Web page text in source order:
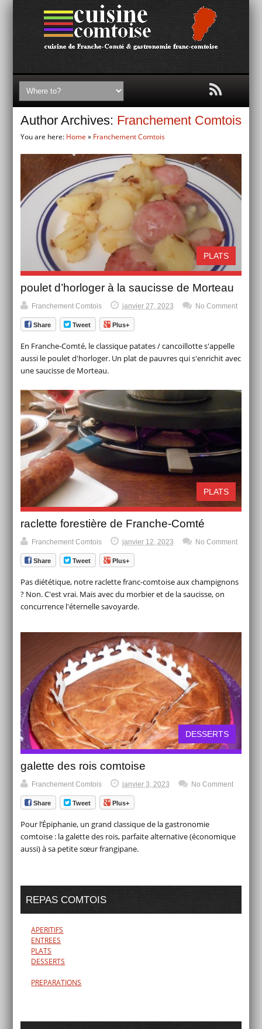
Author Archives: Franchement Comtois
You are here: Home » Franchement Comtois
PLATS
poulet d’horloger à la saucisse de Morteau
Franchement Comtois janvier 27, 2023 No Comment
Share Tweet Plus+
En Franche-Comté, le classique patates / cancoillotte s'appelle
aussi le poulet d'horloger. Un plat de pauvres qui s'enrichit avec
une saucisse de Morteau.
PLATS
raclette forestière de Franche-Comté
Franchement Comtois janvier 12, 2023 No Comment
Share Tweet Plus+
Pas diététique, notre raclette franc-comtoise aux champignons
? Non. C'est vrai. Mais avec du morbier et de la saucisse, on
concurrence l'éternelle savoyarde.
DESSERTS
galette des rois comtoise
Franchement Comtois janvier 3, 2023 No Comment
Share Tweet Plus+
Pour l’Épiphanie, un grand classique de la gastronomie
comtoise : la galette des rois, parfaite alternative (économique
aussi) à sa petite sœur frangipane.
REPAS COMTOIS
APERITIFS
ENTREES
PLATS
DESSERTS
PREPARATIONS